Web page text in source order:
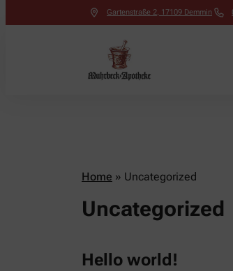
Gartenstraße 2, 17109 Demmin
Home » Uncategorized
Uncategorized
Hello world!